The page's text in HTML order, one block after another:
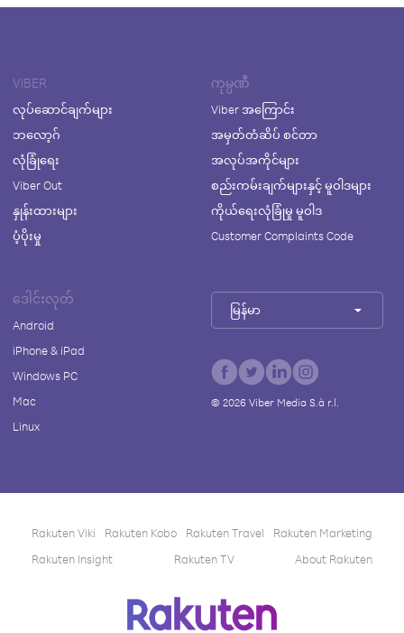
VIBER
လုပ်ဆောင်ချက်များ
ဘလော့ဂ်
လုံခြုံရေး
Viber Out
နှုန်းထားများ
ပံ့ပိုးမှု
ကုမ္ပဏီ
Viber အကြောင်း
အမှတ်တံဆိပ် စင်တာ
အလုပ်အကိုင်များ
စည်းကမ်းချက်များနှင့် မူဝါဒများ
ကိုယ်ရေးလုံခြုံမှု မူဝါဒ
Customer Complaints Code
ဒေါင်းလုတ်
Android
iPhone & iPad
Windows PC
Mac
Linux
မြန်မာ
© 2026Viber Media S.à r.l.
Rakuten Viki Rakuten Kobo Rakuten Travel
Rakuten Marketing
Rakuten Insight
Rakuten TV About Rakuten